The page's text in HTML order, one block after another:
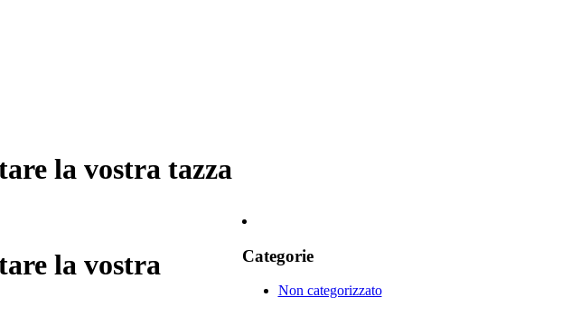
la vostra tazza
la vostra
Categorie
Non categorizzato